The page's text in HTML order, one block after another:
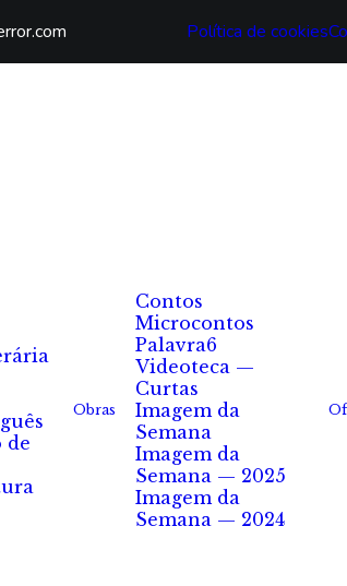
Política de cookies
de
Obras
Contos
Microcontos
Palavra6
Videoteca —
Curtas
Imagem da
Semana
Imagem da
Semana — 2025
Imagem da
Semana — 2024